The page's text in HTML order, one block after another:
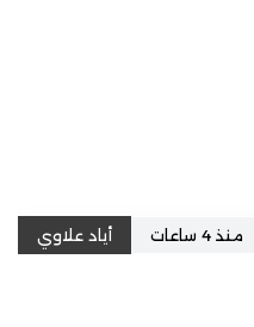
منذ 4 ساعات أياد علاوي